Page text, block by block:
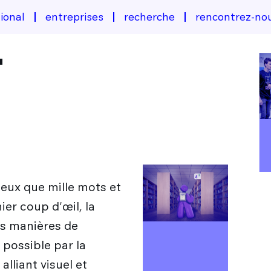
entreprises recherche rencontrez-
que mille mots et
coup d'œil, la
manières de
par la
visuel et